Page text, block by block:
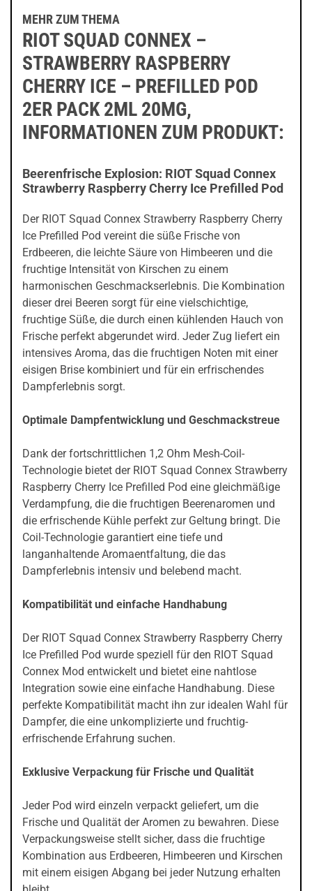
MEHR ZUM THEMA
RIOT SQUAD CONNEX –
STRAWBERRY RASPBERRY
CHERRY ICE – PREFILLED POD
2ER PACK 2ML 20MG,
INFORMATIONEN ZUM PRODUKT:
Beerenfrische Explosion: RIOT Squad Connex
Strawberry Raspberry Cherry Ice Prefilled Pod
Der RIOT Squad Connex Strawberry Raspberry Cherry
Ice Prefilled Pod vereint die süße Frische von
Erdbeeren, die leichte Säure von Himbeeren und die
fruchtige Intensität von Kirschen zu einem
harmonischen Geschmackserlebnis. Die Kombination
dieser drei Beeren sorgt für eine vielschichtige,
fruchtige Süße, die durch einen kühlenden Hauch von
Frische perfekt abgerundet wird. Jeder Zug liefert ein
intensives Aroma, das die fruchtigen Noten mit einer
eisigen Brise kombiniert und für ein erfrischendes
Dampferlebnis sorgt.
Optimale Dampfentwicklung und Geschmackstreue
Dank der fortschrittlichen 1,2 Ohm Mesh-Coil-
Technologie bietet der RIOT Squad Connex Strawberry
Raspberry Cherry Ice Prefilled Pod eine gleichmäßige
Verdampfung, die die fruchtigen Beerenaromen und
die erfrischende Kühle perfekt zur Geltung bringt. Die
Coil-Technologie garantiert eine tiefe und
langanhaltende Aromaentfaltung, die das
Dampferlebnis intensiv und belebend macht.
Kompatibilität und einfache Handhabung
Der RIOT Squad Connex Strawberry Raspberry Cherry
Ice Prefilled Pod wurde speziell für den RIOT Squad
Connex Mod entwickelt und bietet eine nahtlose
Integration sowie eine einfache Handhabung. Diese
perfekte Kompatibilität macht ihn zur idealen Wahl für
Dampfer, die eine unkomplizierte und fruchtig-
erfrischende Erfahrung suchen.
Exklusive Verpackung für Frische und Qualität
Jeder Pod wird einzeln verpackt geliefert, um die
Frische und Qualität der Aromen zu bewahren. Diese
Verpackungsweise stellt sicher, dass die fruchtige
Kombination aus Erdbeeren, Himbeeren und Kirschen
mit einem eisigen Abgang bei jeder Nutzung erhalten